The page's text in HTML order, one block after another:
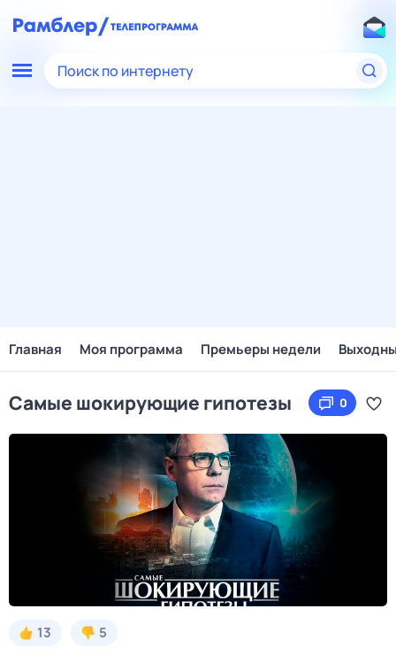
Поиск по интернету
Главная Моя программа Премьеры недели
Самые шoкиpующие гипотезы 0
13 5